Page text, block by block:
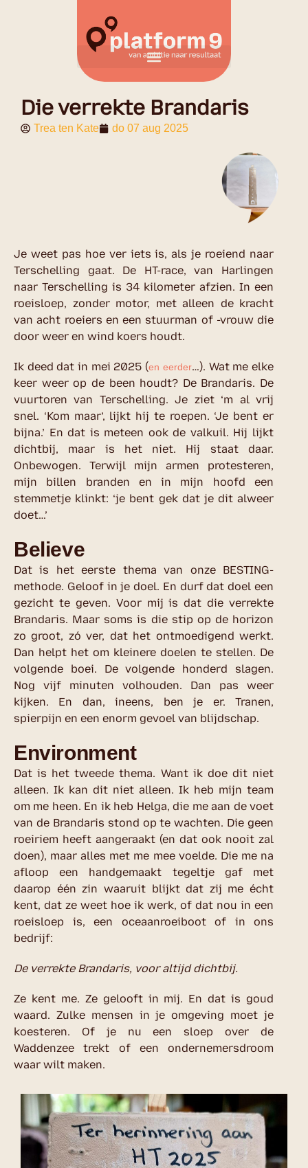
Die verrekte Brandaris
Trea ten Kate do 07 aug 2025
Je weet pas hoe ver iets is, als je roeiend naar
Terschelling gaat. De HT-race, van Harlingen
naar Terschelling is 34 kilometer afzien. In een
roeisloep, zonder motor, met alleen de kracht
van acht roeiers en een stuurman of -vrouw die
door weer en wind koers houdt.
Ik deed dat in mei 2025 (en eerder…). Wat me elke
keer weer op de been houdt? De Brandaris. De
vuurtoren van Terschelling. Je ziet ‘m al vrij
snel. ‘Kom maar’, lijkt hij te roepen. ‘Je bent er
bijna.’ En dat is meteen ook de valkuil. Hij lijkt
dichtbij, maar is het niet. Hij staat daar.
Onbewogen. Terwijl mijn armen protesteren,
mijn billen branden en in mijn hoofd een
stemmetje klinkt: ‘je bent gek dat je dit alweer
doet…’
Believe
Dat is het eerste thema van onze BESTING-
methode. Geloof in je doel. En durf dat doel een
gezicht te geven. Voor mij is dat die verrekte
Brandaris. Maar soms is die stip op de horizon
zo groot, zó ver, dat het ontmoedigend werkt.
Dan helpt het om kleinere doelen te stellen. De
volgende boei. De volgende honderd slagen.
Nog vijf minuten volhouden. Dan pas weer
kijken. En dan, ineens, ben je er. Tranen,
spierpijn en een enorm gevoel van blijdschap.
Environment
Dat is het tweede thema. Want ik doe dit niet
alleen. Ik kan dit niet alleen. Ik heb mijn team
om me heen. En ik heb Helga, die me aan de voet
van de Brandaris stond op te wachten. Die geen
roeiriem heeft aangeraakt (en dat ook nooit zal
doen), maar alles met me mee voelde. Die me na
afloop een handgemaakt tegeltje gaf met
daarop één zin waaruit blijkt dat zij me écht
kent, dat ze weet hoe ik werk, of dat nou in een
roeisloep is, een oceaanroeiboot of in ons
bedrijf:
De verrekte Brandaris, voor altijd dichtbij.
Ze kent me. Ze gelooft in mij. En dat is goud
waard. Zulke mensen in je omgeving moet je
koesteren. Of je nu een sloep over de
Waddenzee trekt of een ondernemersdroom
waar wilt maken.